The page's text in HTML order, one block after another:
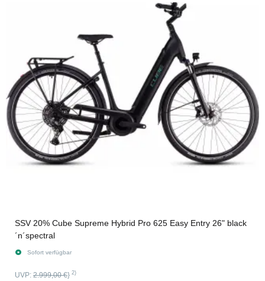
SSV 20% Cube Supreme Hybrid Pro 625 Easy Entry 26" black
´n´spectral
Sofort verfügbar
UVP: 2.999,00 €} 2)